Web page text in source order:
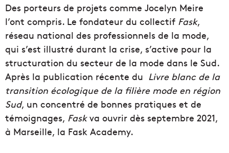
Des porteurs de projets comme Jocelyn Meire
l’ont compris. Le fondateur du collectif Fask,
réseau national des professionnels de la mode,
qui s’est illustré durant la crise, s’active pour la
structuration du secteur de la mode dans le Sud.
Après la publication récente du Livre blanc de la
transition écologique de la filière mode en région
Sud, un concentré de bonnes pratiques et de
témoignages, Faskva ouvrir dès septembre 2021,
à Marseille, la Fask Academy.